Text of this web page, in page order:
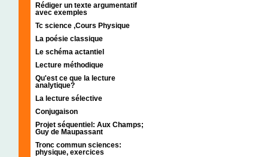
Rédiger un texte argumentatif
avec exemples
Tc science ,Cours Physique
La poésie classique
Le schéma actantiel
Lecture méthodique
Qu'est ce que la lecture
analytique?
La lecture sélective
Conjugaison
Projet séquentiel: Aux Champs;
Guy de Maupassant
Tronc commun sciences:
physique, exercices